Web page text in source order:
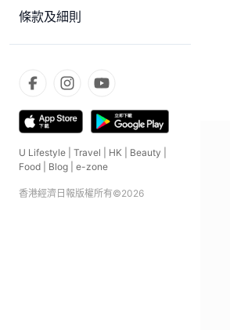
條款及細則
U Lifestyle Travel HK Beauty
Food
Blog e-zone
香港經濟日報版權所有©2026